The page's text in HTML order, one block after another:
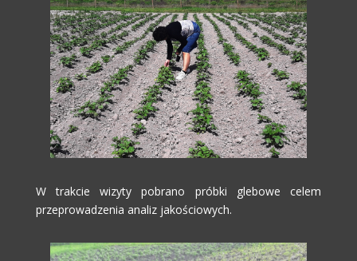
W trakcie wizyty pobrano próbki glebowe celem
przeprowadzenia analiz jakościowych.